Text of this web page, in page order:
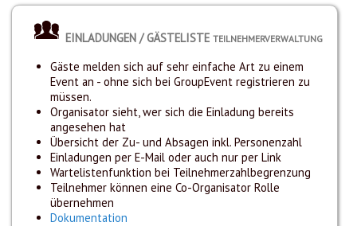
EINLADUNGEN / GÄSTELISTE TEILNEHMERVERWALTUNG
Gäste melden sich auf sehr einfache Art zu einem
Event an - ohne sich bei GroupEvent registrieren zu
müssen.
Organisator sieht, wer sich die Einladung bereits
angesehen hat
Übersicht der Zu- und Absagen inkl. Personenzahl
Einladungen per E-Mail oder auch nur per Link
Wartelistenfunktion bei Teilnehmerzahlbegrenzung
Teilnehmer können eine Co-Organisator Rolle
übernehmen
Dokumentation